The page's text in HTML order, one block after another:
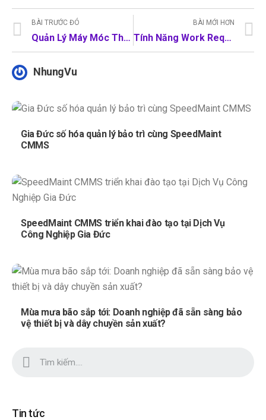
BÀI TRƯỚC ĐÓ
Quản Lý Máy Móc Thiết Bị Kiểu “Cũ”- Ban Quản Lý Tòa Nhà Có Nên Đổi Mới?
BÀI MỚI HƠN
Tính Năng Work Request System – Hệ Thống Yêu Cầu Công Việc Trong Phần Mềm SpeedMaint CMMS
NhungVu
Gia Đức số hóa quản lý bảo trì cùng SpeedMaint
CMMS
SpeedMaint CMMS triển khai đào tạo tại Dịch Vụ
Công Nghiệp Gia Đức
Mùa mưa bão sắp tới: Doanh nghiệp đã sẵn sàng bảo
vệ thiết bị và dây chuyền sản xuất?
Tin tức